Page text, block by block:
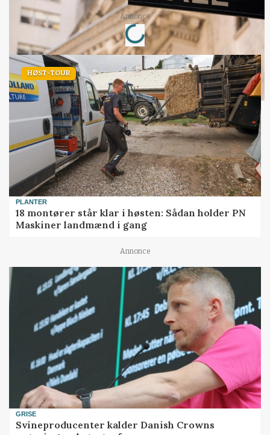
Annonce
Loading...
HØST-TOUR
PLANTER
18 montører står klar i høsten: Sådan holder PN
Maskiner landmænd i gang
Annonce
GRISE
Svineproducenter kalder Danish Crowns